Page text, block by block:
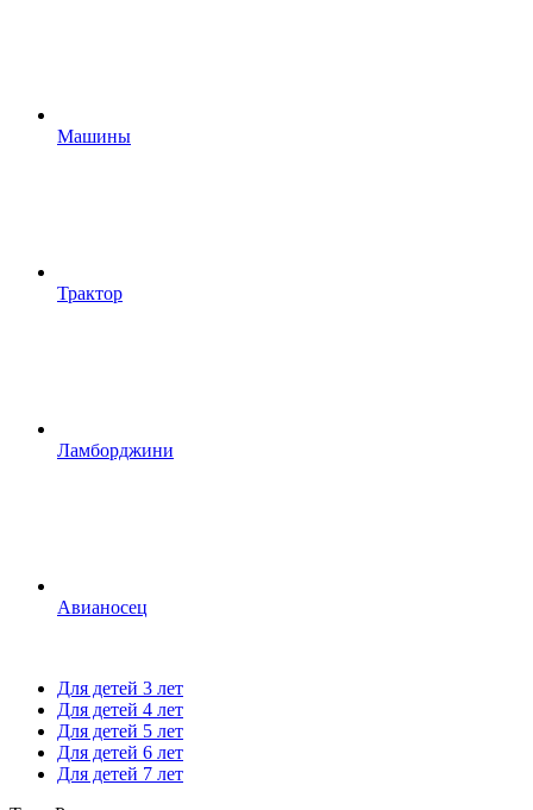
Машины
Трактор
Ламборджини
Авианосец
Для детей 3 лет
Для детей 4 лет
Для детей 5 лет
Для детей 6 лет
Для детей 7 лет